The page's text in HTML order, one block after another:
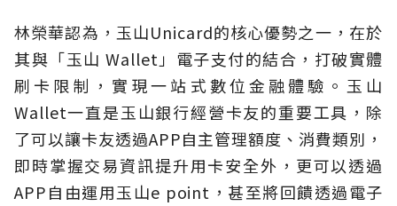
林榮華認為，玉山Unicard的核心優勢之一，在於
其與「玉山 Wallet」電子支付的結合，打破實體
刷卡限制，實現一站式數位金融體驗。玉山
Wallet一直是玉山銀行經營卡友的重要工具，除
了可以讓卡友透過APP自主管理額度、消費類別，
即時掌握交易資訊提升用卡安全外，更可以透過
APP自由運用玉山e point，甚至將回饋透過電子